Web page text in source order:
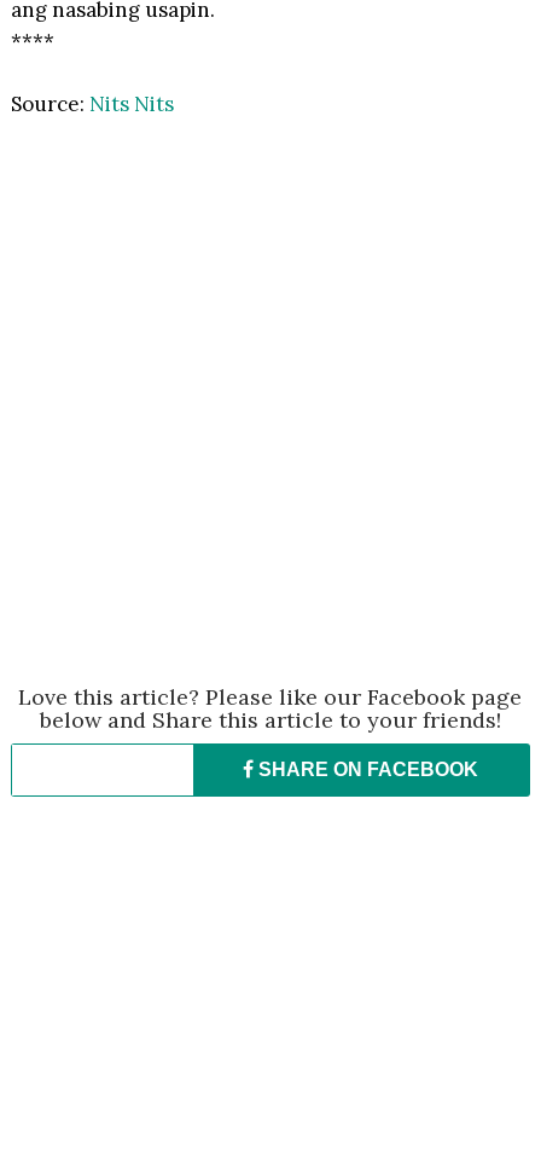
ang nasabing usapin.
****
Source: Nits Nits
Love this article? Please like our Facebook page
below and Share this article to your friends!
SHARE ON FACEBOOK